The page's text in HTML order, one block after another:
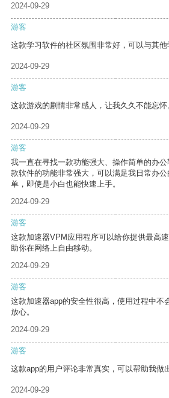
2024-09-29
游客
这款学习软件的社区氛围非常好，可以与其他
2024-09-29
游客
这款游戏的剧情非常感人，让我久久不能忘怀
2024-09-29
游客
我一直在寻找一款功能强大、操作简单的办
款软件的功能非常强大，可以满足我日常办
单，即使是小白也能快速上手。
2024-09-29
游客
这款加速器VPM应用程序可以给你提供最高
助你在网络上自由移动。
2024-09-29
游客
这款加速器app的安全性很高，使用过程中不
放心。
2024-09-29
游客
这款app的用户评论非常真实，可以帮助我做
2024-09-29